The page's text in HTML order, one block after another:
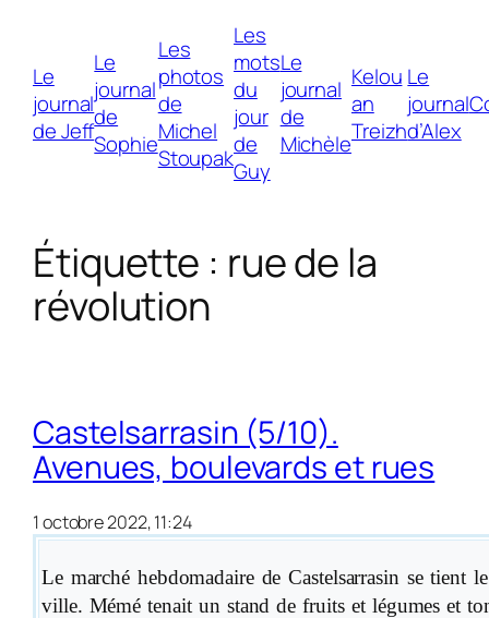
Le
journal
de Jeff
Le
journal
de
Sophie
Les
photos
de
Michel
Stoupak
Les
mots
du
jour
de
Guy
Le
journal
de
Michèle
Kelou
an
Treizh
Le
journal
d’Alex
Étiquette : rue de la
révolution
Castelsarrasin (5/10).
Avenues, boulevards et rues
1 octobre 2022, 11:24
Le marché hebdomadaire de Castelsarrasin se tient
ville. Mémé tenait un stand de fruits et lé­gumes et